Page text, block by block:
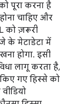
पूरा करना है
चाहिए और
को ज़रूरी
के मेटाडेटा में
होगा. इसी
लागू करता है,
गए हिस्से को